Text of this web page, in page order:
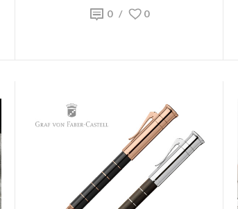
0/ 0